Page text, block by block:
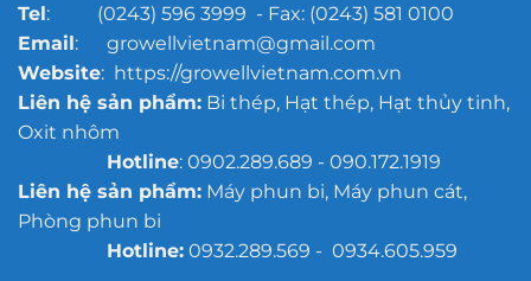
Tel: (0243) 596 3999 - Fax: (0243) 581 0100
Email: growellvietnam@gmail.com
Website: https://growellvietnam.com.vn
Liên hệ sản phẩm:Bi thép, Hạt thép, Hạt thủy tinh,
Oxit nhôm
Hotline: 0902.289.689 - 090.172.1919
Liên hệ sản phẩm:Máy phun bi, Máy phun cát,
Phòng phun bi
Hotline:0932.289.569 - 0934.605.959